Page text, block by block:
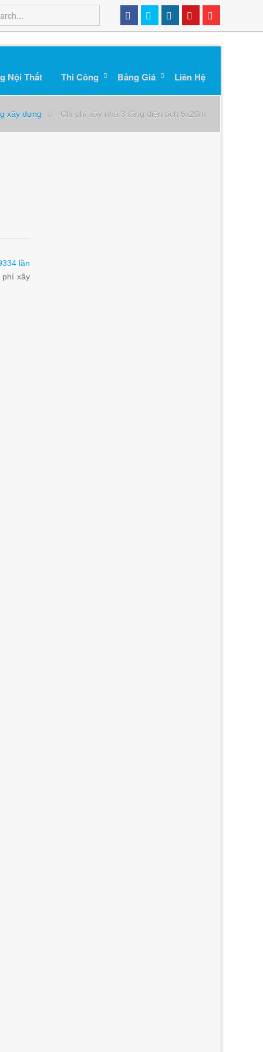
Nội Thất Thi Công Bảng Giá Liên Hệ
xây dựng Chi phí xây nhà 3 tầng diện tích 5x20m
lần
phí xây